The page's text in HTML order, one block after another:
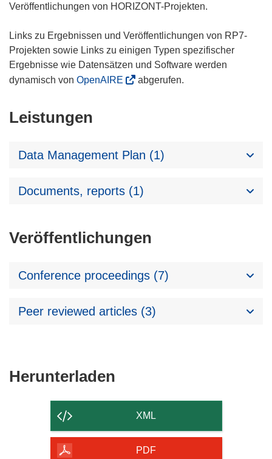
Veröffentlichungen von HORIZONT-Projekten.
Links zu Ergebnissen und Veröffentlichungen von RP7-
Projekten sowie Links zu einigen Typen spezifischer
Ergebnisse wie Datensätzen und Software werden
dynamisch von OpenAIRE abgerufen.
Leistungen
Data Management Plan (1)
Documents, reports (1)
Veröffentlichungen
Conference proceedings (7)
Peer reviewed articles (3)
Herunterladen
der
Seite
herunterladen
XML
PDF